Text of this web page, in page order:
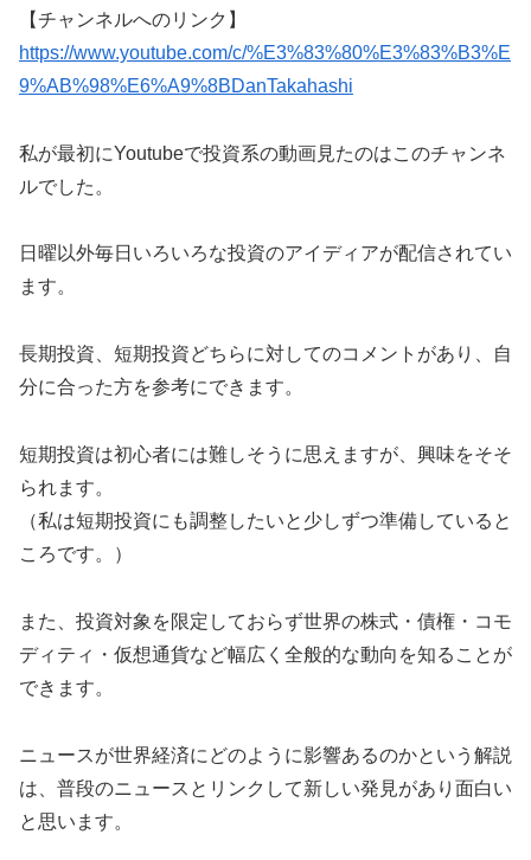
【チャンネルへのリンク】
https://www.youtube.com/c/%E3%83%80%E3%83%B3%E
9%AB%98%E6%A9%8BDanTakahashi
私が最初にYoutubeで投資系の動画見たのはこのチャンネ
ルでした。
日曜以外毎日いろいろな投資のアイディアが配信されてい
ます。
長期投資、短期投資どちらに対してのコメントがあり、自
分に合った方を参考にできます。
短期投資は初心者には難しそうに思えますが、興味をそそ
られます。
（私は短期投資にも調整したいと少しずつ準備していると
ころです。）
また、投資対象を限定しておらず世界の株式・債権・コモ
ディティ・仮想通貨など幅広く全般的な動向を知ることが
できます。
ニュースが世界経済にどのように影響あるのかという解説
は、普段のニュースとリンクして新しい発見があり面白い
と思います。